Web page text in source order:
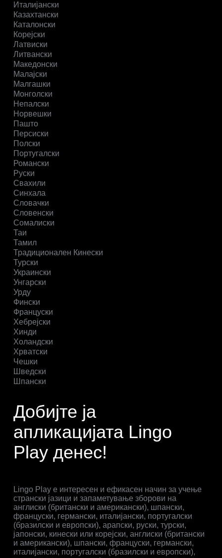
Италијански
Казахтански
Каталонски
Корејски
Латвиски
Литвански
Македонски
Малајски
Малгашки
Монголски
Непалски
Норвешки
Пашто
Персиски
Полски
Португалски
Романски
Руски
Свахили
Синхала
Словачки
Словенски
Сомалиски
Таи
Тамил
Традиционален Кинески
Турски
Украински
Унгарски
Урду
Фински
Француски
Хебрејски
Хинди
Холандски
Хрватски
Чешки
Шведски
Шпански
Добијте ја
апликацијата Lingo
Play денес!
Lingo Play е интересен и ефикасен начин за учење
странски јазици и запаметување зборови на
англиски (британски и американски), шпански,
француски, германски, италијански, португалски
(бразилски и европски), арапски, руски, турски,
јапонски, кинески или корејски, англиски (британски
и американски), шпански, француски, германски,
италијански, португалски (бразилски и европски),